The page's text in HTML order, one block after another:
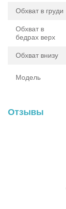
Обхват в груди
Обхват в
бедрах верх
Обхват внизу
Модель
Отзывы